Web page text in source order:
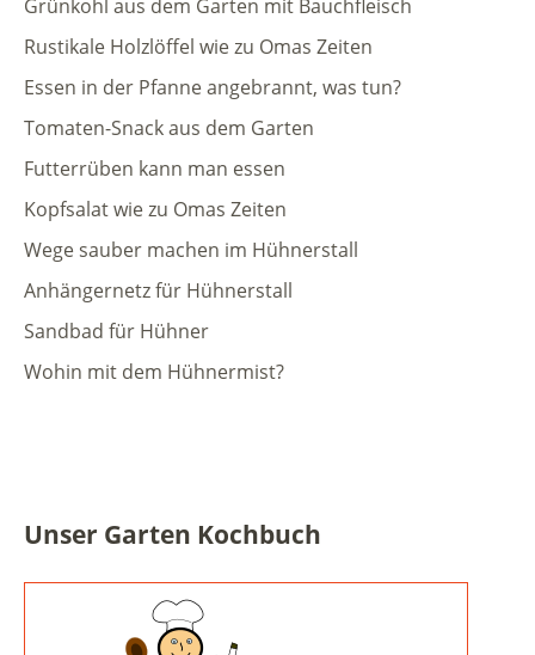
Grünkohl aus dem Garten mit Bauchfleisch
Rustikale Holzlöffel wie zu Omas Zeiten
Essen in der Pfanne angebrannt, was tun?
Tomaten-Snack aus dem Garten
Futterrüben kann man essen
Kopfsalat wie zu Omas Zeiten
Wege sauber machen im Hühnerstall
Anhängernetz für Hühnerstall
Sandbad für Hühner
Wohin mit dem Hühnermist?
Unser Garten Kochbuch